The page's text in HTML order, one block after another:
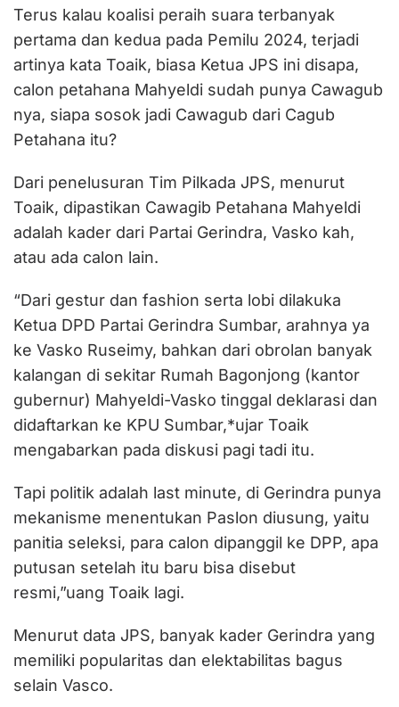
Terus kalau koalisi peraih suara terbanyak
pertama dan kedua pada Pemilu 2024, terjadi
artinya kata Toaik, biasa Ketua JPS ini disapa,
calon petahana Mahyeldi sudah punya Cawagub
nya, siapa sosok jadi Cawagub dari Cagub
Petahana itu?
Dari penelusuran Tim Pilkada JPS, menurut
Toaik, dipastikan Cawagib Petahana Mahyeldi
adalah kader dari Partai Gerindra, Vasko kah,
atau ada calon lain.
“Dari gestur dan fashion serta lobi dilakuka
Ketua DPD Partai Gerindra Sumbar, arahnya ya
ke Vasko Ruseimy, bahkan dari obrolan banyak
kalangan di sekitar Rumah Bagonjong (kantor
gubernur) Mahyeldi-Vasko tinggal deklarasi dan
didaftarkan ke KPU Sumbar,*ujar Toaik
mengabarkan pada diskusi pagi tadi itu.
Tapi politik adalah last minute, di Gerindra punya
mekanisme menentukan Paslon diusung, yaitu
panitia seleksi, para calon dipanggil ke DPP, apa
putusan setelah itu baru bisa disebut
resmi,”uang Toaik lagi.
Menurut data JPS, banyak kader Gerindra yang
memiliki popularitas dan elektabilitas bagus
selain Vasco.